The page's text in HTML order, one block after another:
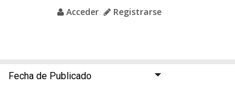
Acceder Registrarse
Fecha de Publicado